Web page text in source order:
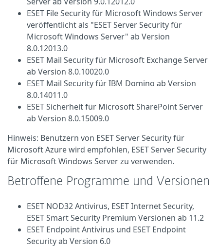
ESET File Security für Microsoft Windows Server
veröffentlicht als "ESET Server Security für
Microsoft Windows Server" ab Version
8.0.12013.0
ESET Mail Security für Microsoft Exchange Server
ab Version 8.0.10020.0
ESET Mail Security für IBM Domino ab Version
8.0.14011.0
ESET Sicherheit für Microsoft SharePoint Server
ab Version 8.0.15009.0
Hinweis: Benutzern von ESET Server Security für
Microsoft Azure wird empfohlen, ESET Server Security
für Microsoft Windows Server zu verwenden.
Betroffene Programme und Versionen
ESET NOD32 Antivirus, ESET Internet Security,
ESET Smart Security Premium Versionen ab 11.2
ESET Endpoint Antivirus und ESET Endpoint
Security ab Version 6.0